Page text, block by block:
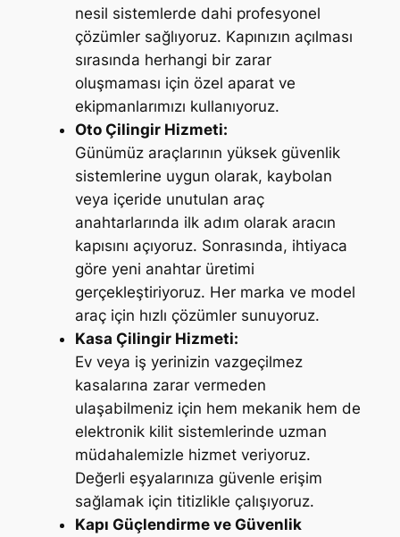
nesil sistemlerde dahi profesyonel
çözümler sağlıyoruz. Kapınızın açılması
sırasında herhangi bir zarar
oluşmaması için özel aparat ve
ekipmanlarımızı kullanıyoruz.
Oto Çilingir Hizmeti:
Günümüz araçlarının yüksek güvenlik
sistemlerine uygun olarak, kaybolan
veya içeride unutulan araç
anahtarlarında ilk adım olarak aracın
kapısını açıyoruz. Sonrasında, ihtiyaca
göre yeni anahtar üretimi
gerçekleştiriyoruz. Her marka ve model
araç için hızlı çözümler sunuyoruz.
Kasa Çilingir Hizmeti:
Ev veya iş yerinizin vazgeçilmez
kasalarına zarar vermeden
ulaşabilmeniz için hem mekanik hem de
elektronik kilit sistemlerinde uzman
müdahalemizle hizmet veriyoruz.
Değerli eşyalarınıza güvenle erişim
sağlamak için titizlikle çalışıyoruz.
Kapı Güçlendirme ve Güvenlik